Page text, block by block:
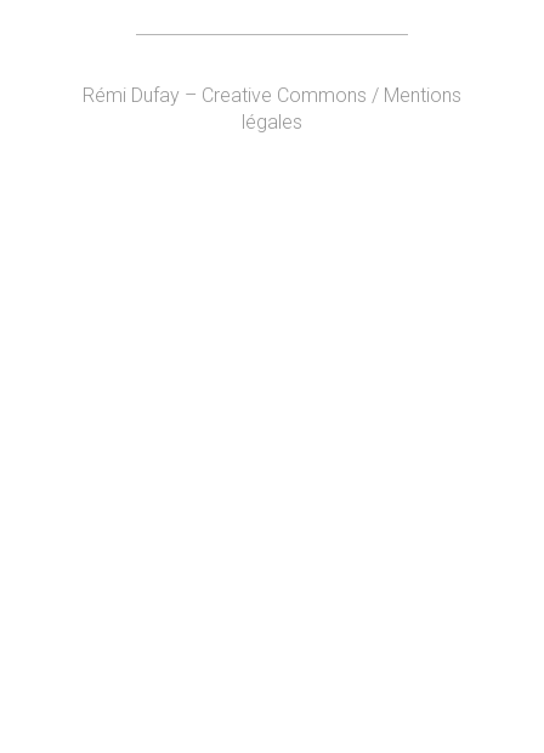
Rémi Dufay – Creative Commons / Mentions
légales